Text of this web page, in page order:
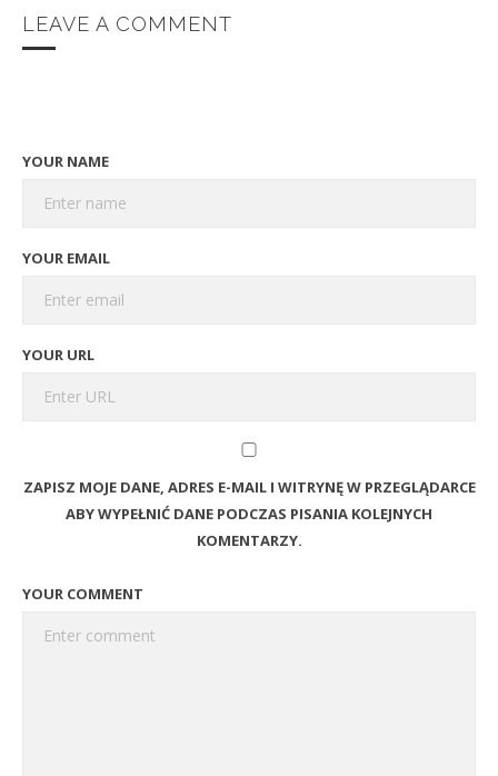
LEAVE A COMMENT
YOUR NAME
YOUR EMAIL
YOUR URL
ZAPISZ MOJE DANE, ADRES E-MAIL I WITRYNĘ W PRZEGLĄDARCE
ABY WYPEŁNIĆ DANE PODCZAS PISANIA KOLEJNYCH
KOMENTARZY.
YOUR COMMENT